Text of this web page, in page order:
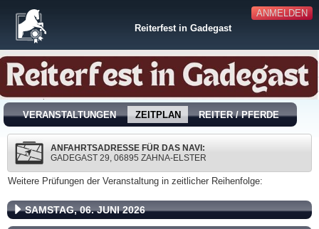
ANMELDEN
Reiterfest in Gadegast
VERANSTALTUNGEN ZEITPLAN REITER / PFERDE
ANFAHRTSADRESSE FÜR DAS NAVI:
GADEGAST 29, 06895 ZAHNA-ELSTER
Weitere Prüfungen der Veranstaltung in zeitlicher Reihenfolge:
SAMSTAG, 06. JUNI 2026